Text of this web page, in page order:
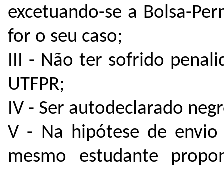
excetuando-se a Bolsa-
for o seu caso;
III - Não ter sofrido
UTFPR;
IV - Ser autodeclarado
V - Na hipótese de
mesmo estudante